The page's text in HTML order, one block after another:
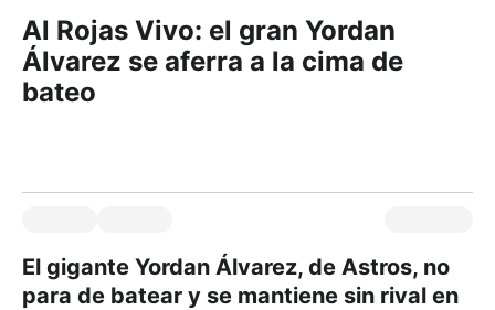
Al Rojas Vivo: el gran Yordan
Álvarez se aferra a la cima de
bateo
El gigante Yordan Álvarez, de Astros, no
para de batear y se mantiene sin rival en